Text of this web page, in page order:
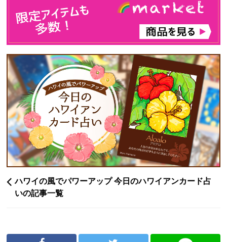
ハワイの風でパワーアップ 今日のハワイアンカード占
いの記事一覧